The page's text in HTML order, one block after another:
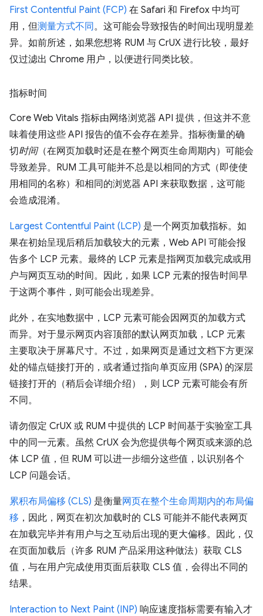
First Contentful Paint (FCP) 在 Safari 和 Firefox 中均可
用，但测量方式不同。这可能会导致报告的时间出现明显差
异。如前所述，如果您想将 RUM 与 CrUX 进行比较，最好
仅过滤出 Chrome 用户，以便进行同类比较。
指标时间
Core Web Vitals 指标由网络浏览器 API 提供，但这并不意
味着使用这些 API 报告的值不会存在差异。指标衡量的确
切时间（在网页加载时还是在整个网页生命周期内）可能会
导致差异。RUM 工具可能并不总是以相同的方式（即使使
用相同的名称）和相同的浏览器 API 来获取数据，这可能
会造成混淆。
Largest Contentful Paint (LCP) 是一个网页加载指标。如
果在初始呈现后稍后加载较大的元素，Web API 可能会报
告多个 LCP 元素。最终的 LCP 元素是指网页加载完成或用
户与网页互动的时间。因此，如果 LCP 元素的报告时间早
于这两个事件，则可能会出现差异。
此外，在实地数据中，LCP 元素可能会因网页的加载方式
而异。对于显示网页内容顶部的默认网页加载，LCP 元素
主要取决于屏幕尺寸。不过，如果网页是通过文档下方更深
处的锚点链接打开的，或者通过指向单页应用 (SPA) 的深层
链接打开的（稍后会详细介绍），则 LCP 元素可能会有所
不同。
请勿假定 CrUX 或 RUM 中提供的 LCP 时间基于实验室工具
中的同一元素。虽然 CrUX 会为您提供每个网页或来源的总
体 LCP 值，但 RUM 可以进一步细分这些值，以识别各个
LCP 问题会话。
累积布局偏移 (CLS) 是衡量网页在整个生命周期内的布局偏
移 ，因此，网页在初次加载时的 CLS 可能并不能代表网页
在加载完毕并有用户与之互动后出现的更大偏移。因此，仅
在页面加载后（许多 RUM 产品采用这种做法）获取 CLS
值，与在用户完成使用页面后获取 CLS 值，会得出不同的
结果。
Interaction to Next Paint (INP) 响应速度指标需要有输入才